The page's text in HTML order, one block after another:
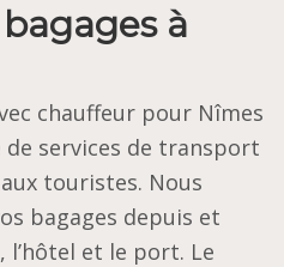
à
chauffeur pour Nîmes
services de transport
touristes. Nous
bagages depuis et
l’hôtel et le port. Le